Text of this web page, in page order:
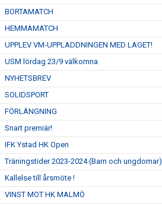
BORTAMATCH
HEMMAMATCH
UPPLEV VM-UPPLADDNINGEN MED LAGET!
USM lördag 23/9 välkomna
NYHETSBREV
SOLIDSPORT
FÖRLÄNGNING
Snart premiär!
IFK Ystad HK Open
Träningstider 2023-2024 (Barn och ungdomar)
Kallelse till årsmöte !
VINST MOT HK MALMÖ